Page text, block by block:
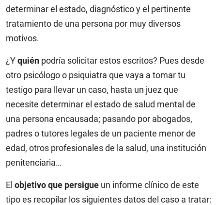
determinar el estado, diagnóstico y el pertinente
tratamiento de una persona por muy diversos
motivos.
¿Yquién podría solicitar estos escritos? Pues desde
otro psicólogo o psiquiatra que vaya a tomar tu
testigo para llevar un caso, hasta un juez que
necesite determinar el estado de salud mental de
una persona encausada; pasando por abogados,
padres o tutores legales de un paciente menor de
edad, otros profesionales de la salud, una institución
penitenciaria…
El objetivo que persigue un informe clínico de este
tipo es recopilar los siguientes datos del caso a tratar: